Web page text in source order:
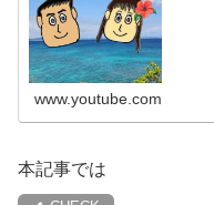
www.youtube.com
本記事では